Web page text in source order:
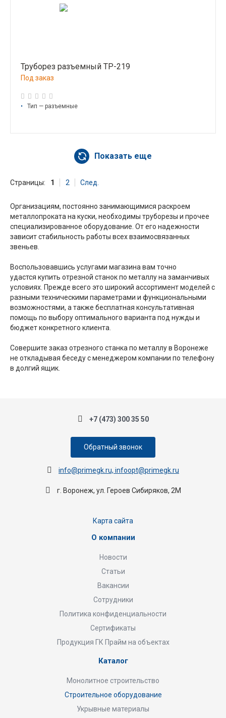
Труборез разъемный ТР-219
Под заказ
• Тип — разъемные
Показать еще
Страницы: 1 2 След.
Организациям, постоянно занимающимися раскроем
металлопроката на куски, необходимы труборезы и прочее
специализированное оборудование. От его надежности
зависит стабильность работы всех взаимосвязанных
звеньев.
Воспользовавшись услугами магазина вам точно
удастся купить отрезной станок по металлу на заманчивых
условиях. Прежде всего это широкий ассортимент моделей с
разными техническими параметрами и функциональными
возможностями, а также бесплатная консультативная
помощь по выбору оптимального варианта под нужды и
бюджет конкретного клиента.
Совершите заказ отрезного станка по металлу в Воронеже
не откладывая беседу с менеджером компании по телефону
в долгий ящик.
+7 (473) 300 35 50
Обратный звонок
info@primegk.ru, infoopt@primegk.ru
г. Воронеж, ул. Героев Сибиряков, 2М
Карта сайта
О компании
Новости
Статьи
Вакансии
Сотрудники
Политика конфиденциальности
Сертификаты
Продукция ГК Прайм на объектах
Каталог
Монолитное строительство
Строительное оборудование
Укрывные материалы